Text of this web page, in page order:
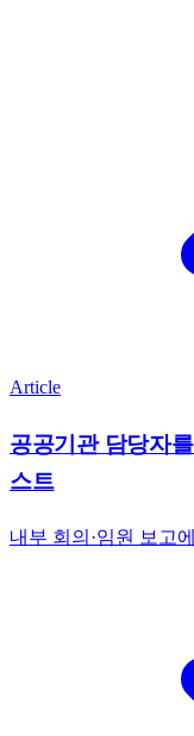
Article
공공기관 담당자
스트
내부 회의·임원 보고